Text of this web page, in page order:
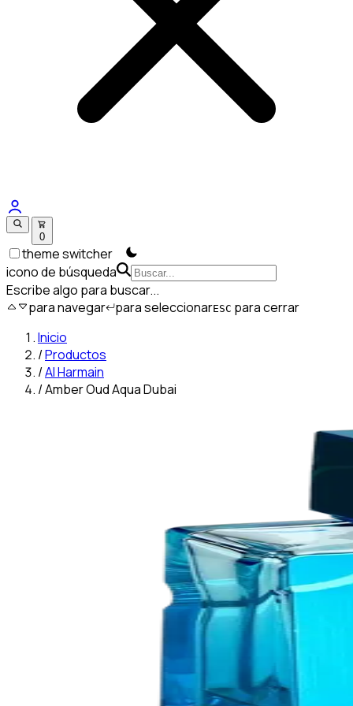
0
theme switcher
icono de búsqueda
Escribe algo para buscar...
para navegar para seleccionarESC para cerrar
Inicio
/Productos
/Al Harmain
/Amber Oud Aqua Dubai